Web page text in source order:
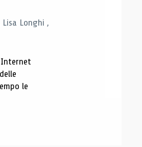
Lisa Longhi ,
Internet
le